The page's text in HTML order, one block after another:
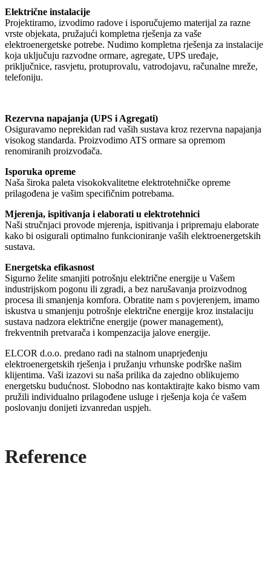
Električne instalacije
Projektiramo, izvodimo radove i isporučujemo materijal za razne
vrste objekata, pružajući kompletna rješenja za vaše
elektroenergetske potrebe. Nudimo kompletna rješenja za instalacije
koja uključuju razvodne ormare, agregate, UPS uređaje,
priključnice, rasvjetu, protuprovalu, vatrodojavu, računalne mreže,
telefoniju.
Rezervna napajanja (UPS i Agregati)
Osiguravamo neprekidan rad vaših sustava kroz rezervna napajanja
visokog standarda. Proizvodimo ATS ormare sa opremom
renomiranih proizvođača.
Isporuka opreme
Naša široka paleta visokokvalitetne elektrotehničke opreme
prilagođena je vašim specifičnim potrebama.
Mjerenja, ispitivanja i elaborati u elektrotehnici
Naši stručnjaci provode mjerenja, ispitivanja i pripremaju elaborate
kako bi osigurali optimalno funkcioniranje vaših elektroenergetskih
sustava.
Energetska efikasnost
Sigurno želite smanjiti potrošnju električne energije u Vašem
industrijskom pogonu ili zgradi, a bez narušavanja proizvodnog
procesa ili smanjenja komfora. Obratite nam s povjerenjem, imamo
iskustva u smanjenju potrošnje električne energije kroz instalaciju
sustava nadzora električne energije (power management),
frekventnih pretvarača i kompenzacija jalove energije.
ELCOR d.o.o. predano radi na stalnom unaprjeđenju
elektroenergetskih rješenja i pružanju vrhunske podrške našim
klijentima. Vaši izazovi su naša prilika da zajedno oblikujemo
energetsku budućnost. Slobodno nas kontaktirajte kako bismo vam
pružili individualno prilagođene usluge i rješenja koja će vašem
poslovanju donijeti izvanredan uspjeh.
Reference